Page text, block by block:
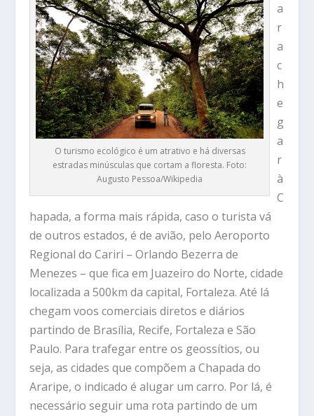
O turismo ecológico é um atrativo e há diversas
estradas minúsculas que cortam a floresta. Foto:
Augusto Pessoa/Wikipedia
a
r
a
c
h
e
g
a
r
à
C
hapada, a forma mais rápida, caso o turista vá
de outros estados, é de avião, pelo Aeroporto
Regional do Cariri – Orlando Bezerra de
Menezes – que fica em Juazeiro do Norte, cidade
localizada a 500km da capital, Fortaleza. Até lá
chegam voos comerciais diretos e diários
partindo de Brasília, Recife, Fortaleza e São
Paulo. Para trafegar entre os geossítios, ou
seja, as cidades que compõem a Chapada do
Araripe, o indicado é alugar um carro. Por lá, é
necessário seguir uma rota partindo de um